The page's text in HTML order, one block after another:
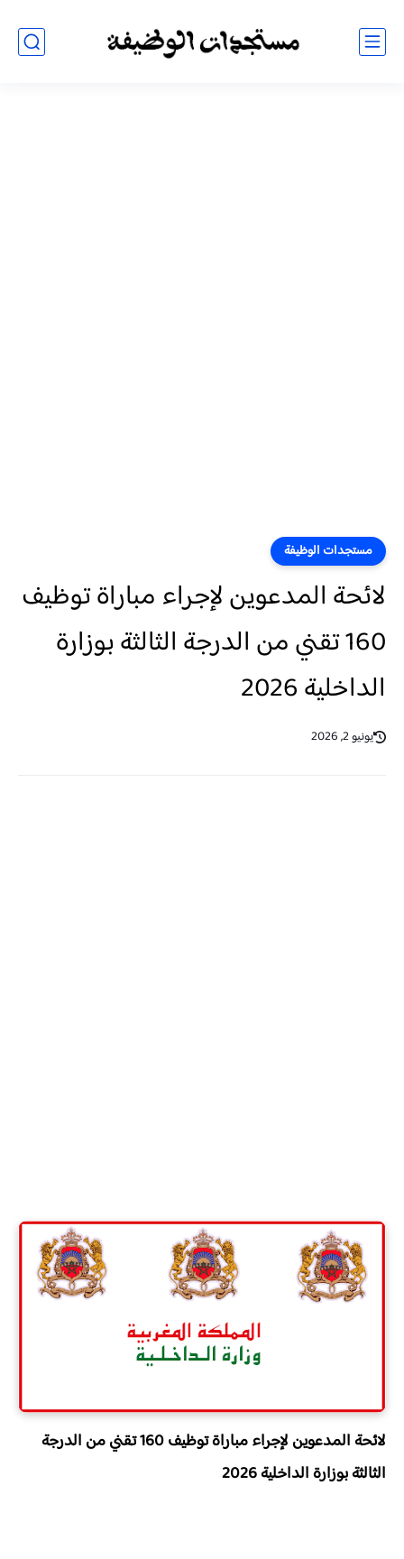
مستجدات الوظيفة
لائحة المدعوين لإجراء مباراة توظيف
160 تقني من الدرجة الثالثة بوزارة
الداخلية 2026
يونيو 2, 2026
لائحة المدعوين لإجراء مباراة توظيف 160 تقني من الدرجة
الثالثة بوزارة الداخلية 2026